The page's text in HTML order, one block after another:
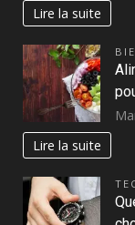
Lire la suite
Lire la suite